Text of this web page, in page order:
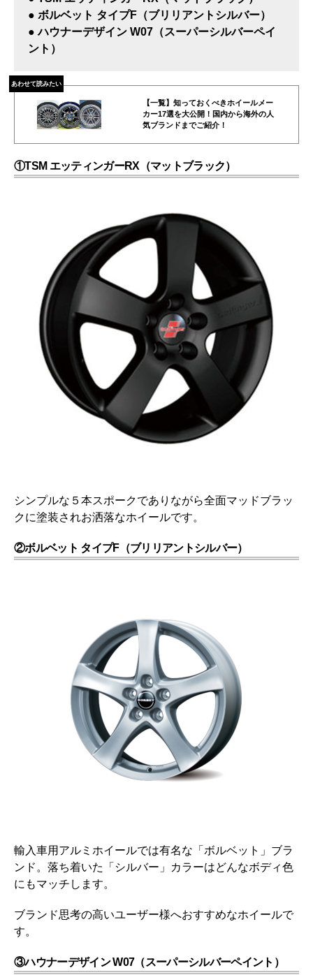
● ボルベット タイプF（ブリリアントシルバー）
● ハウナーデザイン W07（スーパーシルバーペイ
ント）
あわせて読みたい
【一覧】知っておくべきホイールメー
カー17選を大公開！国内から海外の人
気ブランドまでご紹介！
①TSM エッティンガーRX（マットブラック）
シンプルな５本スポークでありながら全面マッドブラッ
クに塗装されお洒落なホイールです。
②ボルベット タイプF（ブリリアントシルバー）
輸入車用アルミホイールでは有名な「ボルベット」ブラ
ンド。落ち着いた「シルバー」カラーはどんなボディ色
にもマッチします。
ブランド思考の高いユーザー様へおすすめなホイールで
す。
③ハウナーデザイン W07（スーパーシルバーペイント）